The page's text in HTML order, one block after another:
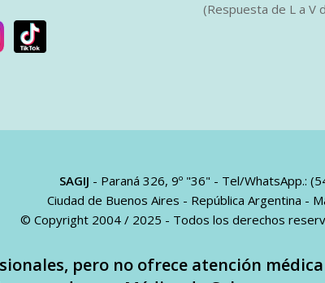
(Respuesta de L a V
SAGIJ - Paraná 326, 9º "36" - Tel/WhatsApp.:
Ciudad de Buenos Aires - República Argentina -
© Copyright 2004 / 2025 - Todos los derechos
pero no ofrece atención